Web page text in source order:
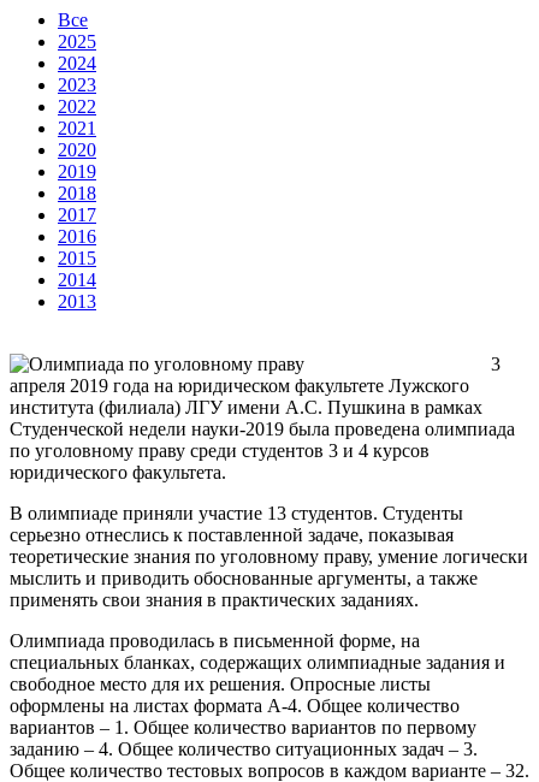
Все
2025
2024
2023
2022
2021
2020
2019
2018
2017
2016
2015
2014
2013
3
апреля 2019 года на юридическом факультете Лужского
института (филиала) ЛГУ имени А.С. Пушкина в рамках
Студенческой недели науки-2019 была проведена олимпиада
по уголовному праву среди студентов 3 и 4 курсов
юридического факультета.
В олимпиаде приняли участие 13 студентов. Студенты
серьезно отнеслись к поставленной задаче, показывая
теоретические знания по уголовному праву, умение логически
мыслить и приводить обоснованные аргументы, а также
применять свои знания в практических заданиях.
Олимпиада проводилась в письменной форме, на
специальных бланках, содержащих олимпиадные задания и
свободное место для их решения. Опросные листы
оформлены на листах формата А-4. Общее количество
вариантов – 1. Общее количество вариантов по первому
заданию – 4. Общее количество ситуационных задач – 3.
Общее количество тестовых вопросов в каждом варианте – 32.